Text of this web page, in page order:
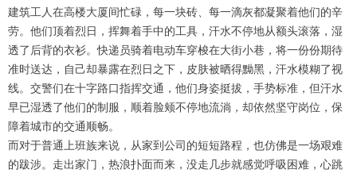
建筑工人在高楼大厦间忙碌，每一块砖、每一滴灰都凝聚着他们的辛
劳。他们顶着烈日，挥舞着手中的工具，汗水不停地从额头滚落，湿
透了后背的衣衫。快递员骑着电动车穿梭在大街小巷，将一份份期待
准时送达，自己却暴露在烈日之下，皮肤被晒得黝黑，汗水模糊了视
线。交警们在十字路口指挥交通，他们身姿挺拔，手势标准，但汗水
早已湿透了他们的制服，顺着脸颊不停地流淌，却依然坚守岗位，保
障着城市的交通顺畅。
而对于普通上班族来说，从家到公司的短短路程，也仿佛是一场艰难
的跋涉。走出家门，热浪扑面而来，没走几步就感觉呼吸困难，心跳